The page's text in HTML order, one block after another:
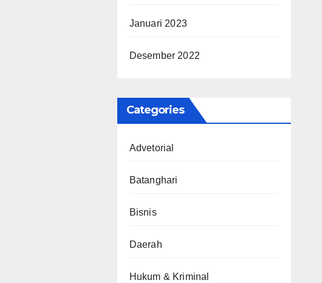
Januari 2023
Desember 2022
Categories
Advetorial
Batanghari
Bisnis
Daerah
Hukum & Kriminal